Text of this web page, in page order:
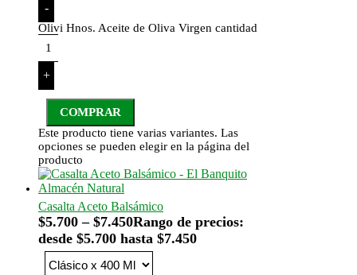
-
Olivi Hnos. Aceite de Oliva Virgen cantidad
+
COMPRAR
Este producto tiene varias variantes. Las
opciones se pueden elegir en la página del
producto
Casalta Aceto Balsámico
$5.700 – $7.450Rango de precios:
desde $5.700 hasta $7.450